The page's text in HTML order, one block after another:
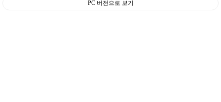
PC 버전으로 보기